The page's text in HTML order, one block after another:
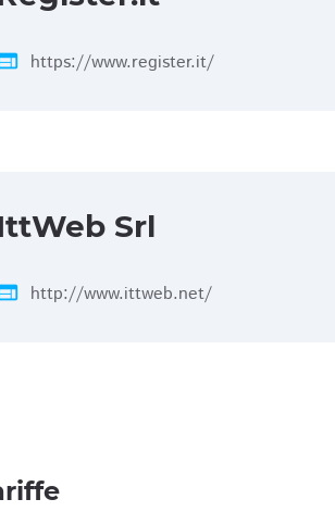
https://www.register.it/
Srl
http://www.ittweb.net/